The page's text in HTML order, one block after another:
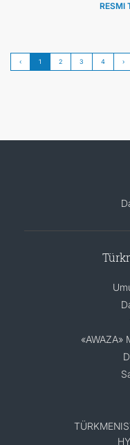
RESMI
‹ 1 2 3 4 ›
«AWAZA»